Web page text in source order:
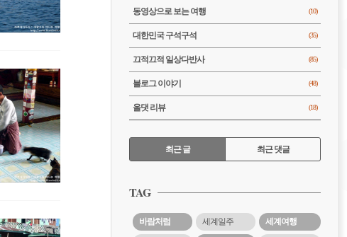
동영상으로 보는 여행 (10)
대한민국 구석구석 (35)
끄적끄적 일상다반사 (85)
블로그 이야기 (48)
올댓 리뷰 (18)
RECENTLY
최근 글 최근 댓글
근
글
TAG
바람처럼 세계일주 세계여행